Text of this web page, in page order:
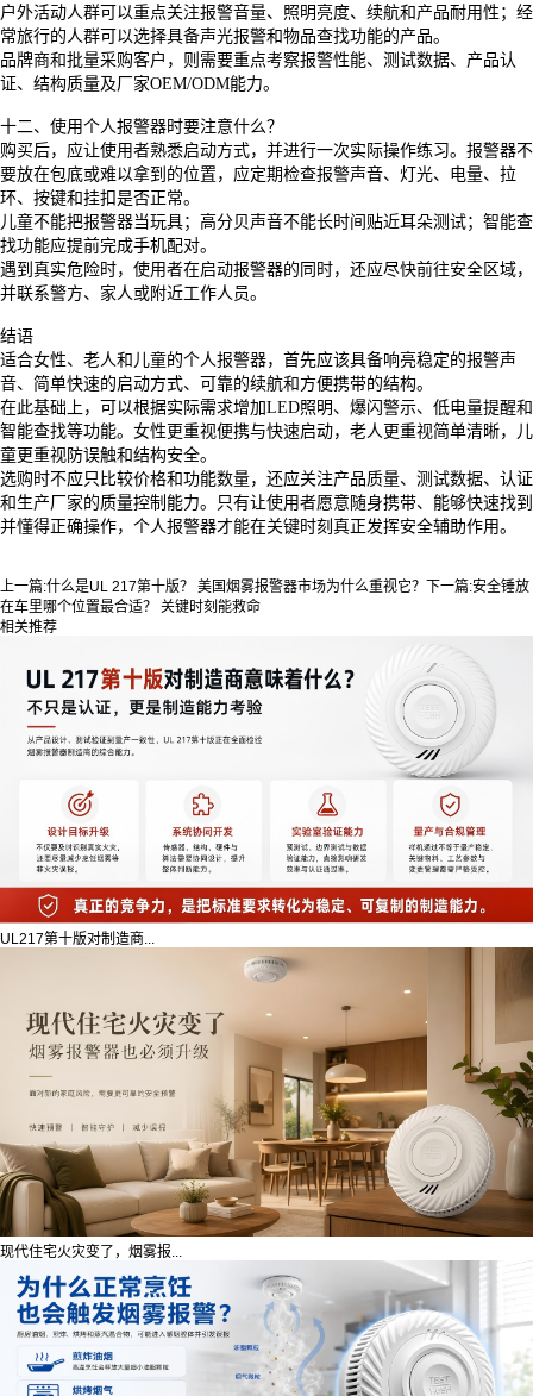
户外活动人群可以重点关注报警音量、照明亮度、续航和产品耐用性；经
常旅行的人群可以选择具备声光报警和物品查找功能的产品。
品牌商和批量采购客户，则需要重点考察报警性能、测试数据、产品认
证、结构质量及厂家OEM/ODM能力。
十二、使用个人报警器时要注意什么？
购买后，应让使用者熟悉启动方式，并进行一次实际操作练习。报警器不
要放在包底或难以拿到的位置，应定期检查报警声音、灯光、电量、拉
环、按键和挂扣是否正常。
儿童不能把报警器当玩具；高分贝声音不能长时间贴近耳朵测试；智能查
找功能应提前完成手机配对。
遇到真实危险时，使用者在启动报警器的同时，还应尽快前往安全区域，
并联系警方、家人或附近工作人员。
结语
适合女性、老人和儿童的个人报警器，首先应该具备响亮稳定的报警声
音、简单快速的启动方式、可靠的续航和方便携带的结构。
在此基础上，可以根据实际需求增加LED照明、爆闪警示、低电量提醒和
智能查找等功能。女性更重视便携与快速启动，老人更重视简单清晰，儿
童更重视防误触和结构安全。
选购时不应只比较价格和功能数量，还应关注产品质量、测试数据、认证
和生产厂家的质量控制能力。只有让使用者愿意随身携带、能够快速找到
并懂得正确操作，个人报警器才能在关键时刻真正发挥安全辅助作用。
上一篇:什么是UL 217第十版？ 美国烟雾报警器市场为什么重视它？ 下一篇:安全锤放
在车里哪个位置最合适？ 关键时刻能救命
相关推荐
UL217第十版对制造商...
现代住宅火灾变了，烟雾报...